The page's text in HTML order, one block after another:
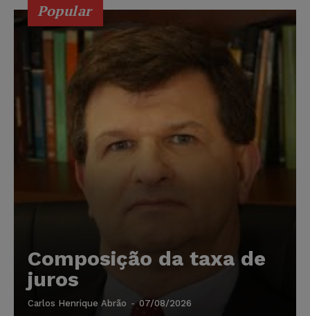
Popular
Composição da taxa de
juros
Carlos Henrique Abrão - 07/08/2026